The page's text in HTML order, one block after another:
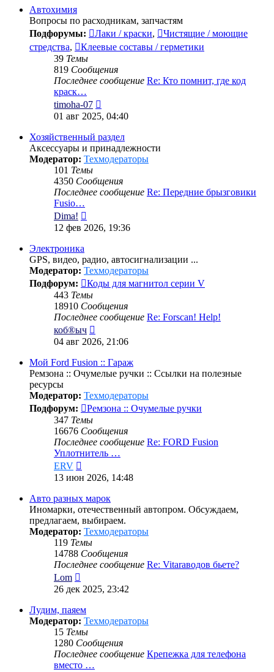
Автохимия
Вопросы по расходникам, запчастям
Подфорумы:
Лаки / краски,
Чистящие / моющие
стредства,
Клеевые составы / герметики
39 Темы
819 Сообщения
Последнее сообщение Re: Кто помнит, где код
краск…
timoha-07
сообщению
01 авг 2025, 04:40
Хозяйственный раздел
Аксессуары и принадлежности
Модератор: Техмодераторы
101 Темы
4350 Сообщения
Последнее сообщение Re: Передние брызговики
Fusio…
Dima!
к
12 фев 2026, 19:36
Электроника
GPS, видео, радио, автосигнализации ...
Модератор: Техмодераторы
Подфорум:
Коды для магнитол серии V
443 Темы
18910 Сообщения
Последнее сообщение Re: Forscan! Help!
коб®ыч
к
сообщению
04 авг 2026, 21:06
Мой Ford Fusion :: Гараж
Ремзона :: Очумелые ручки :: Ссылки на полезные
ресурсы
Модератор: Техмодераторы
Подфорум:
Ремзона :: Очумелые ручки
347 Темы
16676 Сообщения
Последнее сообщение Re: FORD Fusion
Уплотнитель …
ERV
к
сообщению
13 июн 2026, 14:48
Авто разных марок
Иномарки, отечественный автопром. Обсуждаем,
предлагаем, выбираем.
Модератор: Техмодераторы
119 Темы
14788 Сообщения
Последнее сообщение Re: Vitaraводов бьете?
Lom
к
сообщению
26 дек 2025, 23:42
Лудим, паяем
Модератор: Техмодераторы
15 Темы
1280 Сообщения
Последнее сообщение Крепежка для телефона
вместо …